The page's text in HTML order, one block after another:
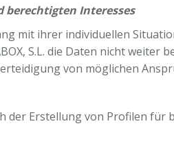
berechtigten Interesses
mit ihrer individuellen
S.L. die Daten nicht weiter
von möglichen
der Erstellung von Profilen für